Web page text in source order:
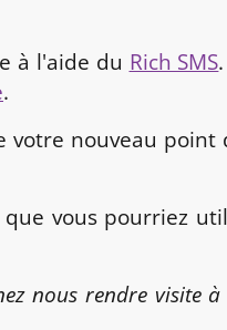
à l'aide du Rich SMS
.
nouveau point
que vous pourriez
nous rendre visite à